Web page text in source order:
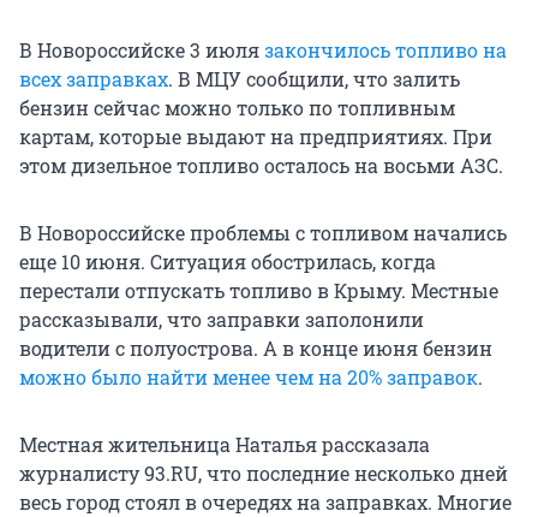
В Новороссийске 3 июлязакончилось топливо на
всех заправках. В МЦУ сообщили, что залить
бензин сейчас можно только по топливным
картам, которые выдают на предприятиях. При
этом дизельное топливо осталось на восьми АЗС.
В Новороссийске проблемы с топливом начались
еще 10 июня. Ситуация обострилась, когда
перестали отпускать топливо в Крыму. Местные
рассказывали, что заправки заполонили
водители с полуострова. А в конце июня бензин
можно было найти менее чем на 20% заправок.
Местная жительница Наталья рассказала
журналисту 93.RU, что последние несколько дней
весь город стоял в очередях на заправках. Многие